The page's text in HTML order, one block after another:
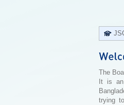
The
It is an
trying